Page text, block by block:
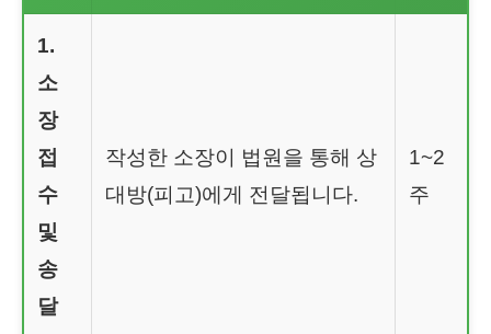
1.
소
장
접
수
및
송
달
작성한 소장이 법원을 통해 상
대방(피고)에게 전달됩니다.
1~2
주